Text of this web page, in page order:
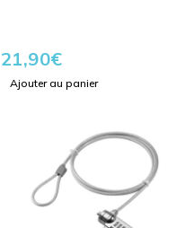
21,90€
Ajouter au panier